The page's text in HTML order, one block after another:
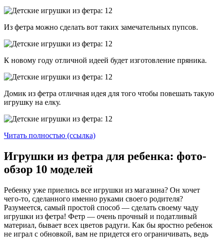
Из фетра можно сделать вот таких замечательных пупсов.
К новому году отличной идеей будет изготовление пряника.
Домик из фетра отличная идея для того чтобы повешать такую
игрушку на елку.
Читать полностью (ссылка)
Игрушки из фетра для ребенка: фото-
обзор 10 моделей
Ребенку уже приелись все игрушки из магазина? Он хочет
чего-то, сделанного именно руками своего родителя?
Разумеется, самый простой способ — сделать своему чаду
игрушки из фетра! Фетр — очень прочный и податливый
материал, бывает всех цветов радуги. Как бы яростно ребенок
не играл с обновкой, вам не придется его ограничивать, ведь